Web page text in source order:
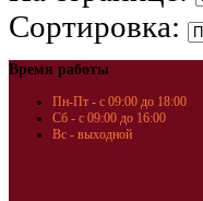
Сортировка:
Время работы
Пн-Пт - с 09:00 до 18:00
Сб - с 09:00 до 16:00
Вс - выходной